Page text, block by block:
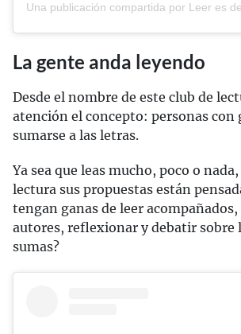
La gente anda leyendo
Desde el nombre de este club de
atención el concepto: personas con
sumarse a las letras.
Ya sea que leas mucho, poco o
lectura sus propuestas están
tengan ganas de leer
autores, reflexionar y debatir sobre
sumas?